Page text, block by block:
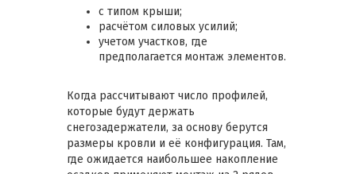
с типом крыши;
расчётом силовых усилий;
учетом участков, где
предполагается монтаж элементов.
Когда рассчитывают число профилей,
которые будут держать
снегозадержатели, за основу берутся
размеры кровли и её конфигурация. Там,
где ожидается наибольшее накопление